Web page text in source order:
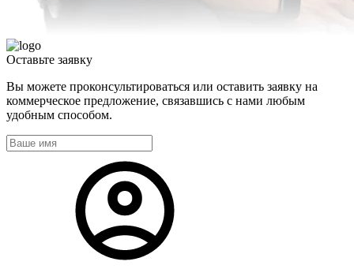
Оставьте заявку
Вы можете проконсультироваться или оставить заявку на
коммерческое предложение, связавшись с нами любым
удобным способом.